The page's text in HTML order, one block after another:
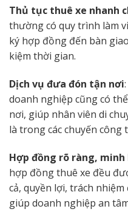
Thủ tục thuê xe nhanh
thường có quy trình làm
ký hợp đồng đến bàn
kiệm thời gian.
Dịch vụ đưa đón tận nơi
doanh nghiệp cũng có
nơi, giúp nhân viên di
là trong các chuyến công
Hợp đồng rõ ràng, minh
hợp đồng thuê xe đều
cả, quyền lợi, trách
giúp doanh nghiệp an